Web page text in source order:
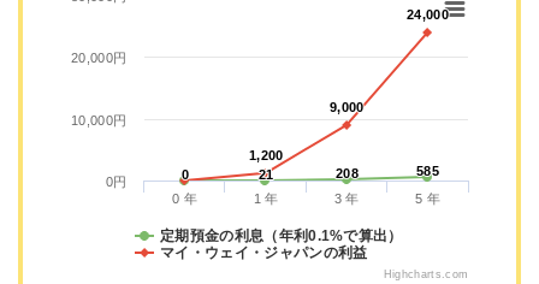
0
0 21
21 208
208 585
585
1,200
1,200
9,000
9,000
24,000
24,000
定期預金の利息（年利0.1%で算出）
マイ・ウェイ・ジャパンの利益
0 年 1 年 3 年 5 年
0円
10,000円
20,000円
Highcharts.com